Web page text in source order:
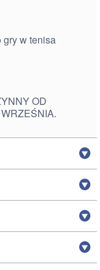
w tenisa
OD